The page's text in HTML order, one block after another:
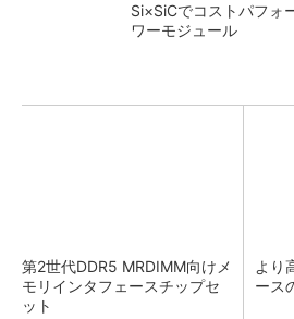
Si×SiCでコストパフ
ワーモジュール
第2世代DDR5 MRDIMM向けメ
モリインタフェースチップセ
ット
より
ース